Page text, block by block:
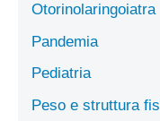
Otorinolaringoiatra
Pandemia
Pediatria
Peso e struttura